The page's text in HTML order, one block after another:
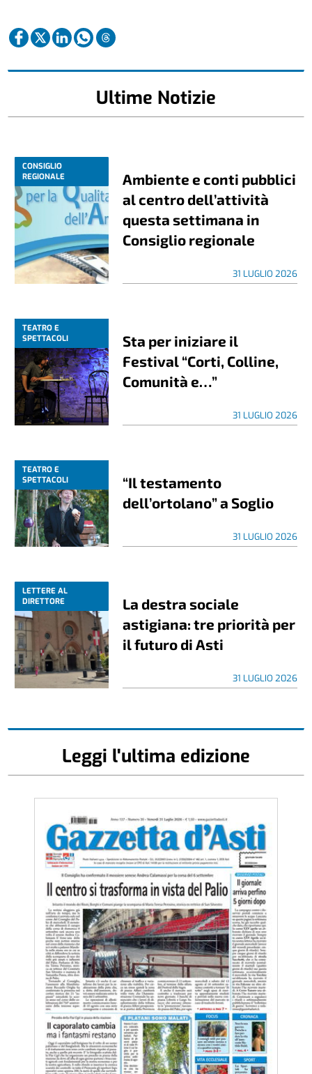
Ultime Notizie
CONSIGLIO
REGIONALE
Ambiente e conti pubblici
al centro dell’attività
questa settimana in
Consiglio regionale
31 LUGLIO 2026
TEATRO E
SPETTACOLI
Sta per iniziare il
Festival “Corti, Colline,
Comunità e…”
31 LUGLIO 2026
TEATRO E
SPETTACOLI
“Il testamento
dell’ortolano” a Soglio
31 LUGLIO 2026
LETTERE AL
DIRETTORE
La destra sociale
astigiana: tre priorità per
il futuro di Asti
31 LUGLIO 2026
Leggi l'ultima edizione